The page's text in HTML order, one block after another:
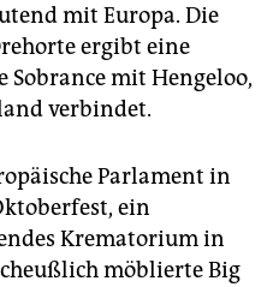
mit Europa. Die
ergibt eine
mit Hengeloo,
verbindet.
Parlament in
ein
Krematorium in
möblierte Big